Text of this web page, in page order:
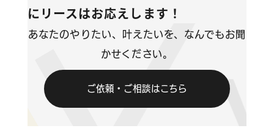
お問い合わせ
情報セキュリティに関する方針
プライバシーポリシー
にリースはお応えします！
あなたのやりたい、叶えたいを、なんでもお聞
かせください。
ご依頼・ご相談はこちら